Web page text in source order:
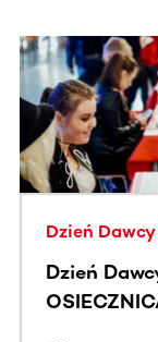
Ta sekcja
Dzień
Dzień